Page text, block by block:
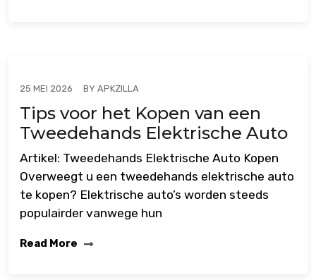
25 MEI 2026 BY APKZILLA
Tips voor het Kopen van een
Tweedehands Elektrische Auto
Artikel: Tweedehands Elektrische Auto Kopen
Overweegt u een tweedehands elektrische auto
te kopen? Elektrische auto’s worden steeds
populairder vanwege hun
Read More